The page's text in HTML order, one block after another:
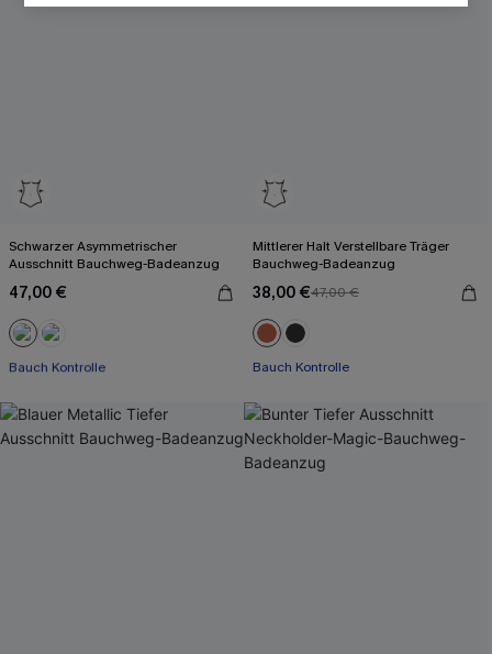
Schwarzer Asymmetrischer
Ausschnitt Bauchweg-Badeanzug
47,00 €
Mit Gratis-Maßband
Bauch Kontrolle
Mittlerer Halt Verstellbare Träger
Bauchweg-Badeanzug
38,00 €47,00 €
Bauch Kontrolle